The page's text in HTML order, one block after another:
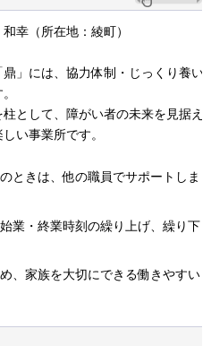
和幸（所在地：綾町）
」には、協力体制・じっくり養い
柱として、障がい者の未来を見据え
い事業所です。
ときは、他の職員でサポートしま
業・終業時刻の繰り上げ、繰り下
、家族を大切にできる働きやすい